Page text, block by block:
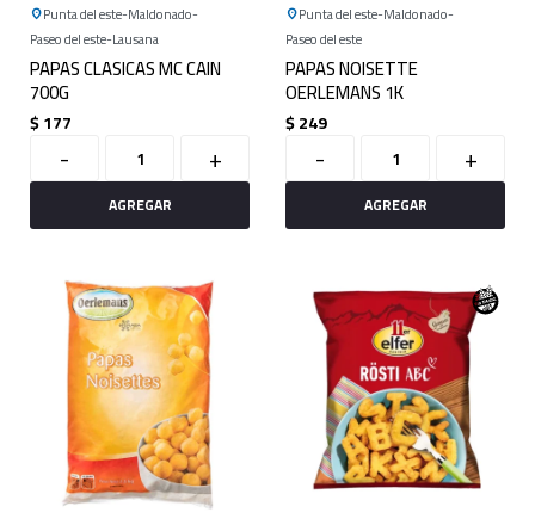
Punta del este Maldonado
Paseo del este Lausana
PAPAS CLASICAS MC CAIN
700G
$177
- +
Punta del este Maldonado
Paseo del este
PAPAS NOISETTE
OERLEMANS 1K
$249
- +